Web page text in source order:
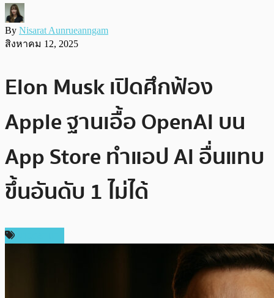
By Nisarat Aunrueanngam
สิงหาคม 12, 2025
Elon Musk เปิดศึกฟ้อง
Apple ฐานเอื้อ OpenAI บน
App Store ทำแอป AI อื่นแทบ
ขึ้นอันดับ 1 ไม่ได้